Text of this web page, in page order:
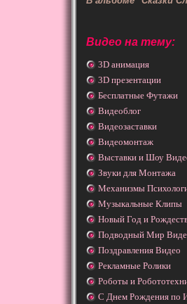
Видео на тему:
3D анимация
3D презентации
Бесплатные Футажи
Видеоблог
Видеозаставки
Видеомонтаж
Выставки и Шоу
Звуки для Монтажа
Механизмы
Музыкальные Клипы
Новый Год и
Подводный Мир
Поздравления Видео
Рекламные Ролики
Роботы и
С Днем Рождения по